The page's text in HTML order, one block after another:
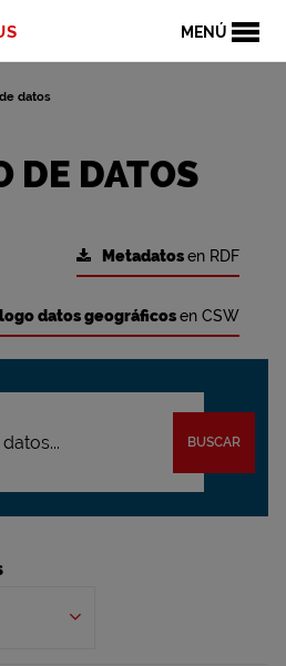
MENÚ
datos
DE DATOS
Metadatosen RDF
datos geográficosen CSW
BUSCAR